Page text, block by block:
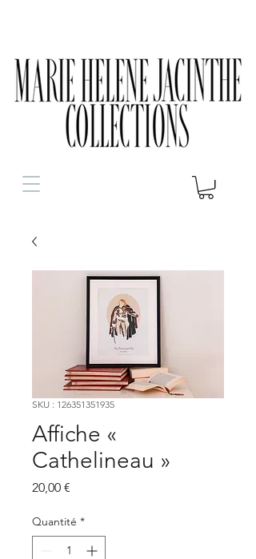
SKU : 126351351935
Affiche «
Cathelineau »
20,00 €
Quantité *